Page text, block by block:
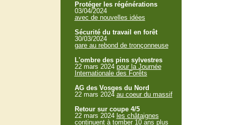
Protéger les régénérations
03/04/2024
avec de nouvelles idées
Sécurité du travail en forêt
30/03/2024
gare au rebond de tronçonneuse
L'ombre des pins sylvestres
22 mars 2024 pour la Journée
Internationale des Forêts
AG des Vosges du Nord
22 mars 2024 au coeur du massif
Retour sur coupe 4/5
22 mars 2024 les châtaignes
continuent à tomber 10 ans plus